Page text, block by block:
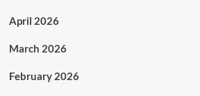
April 2026
March 2026
February 2026